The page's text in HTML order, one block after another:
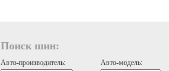
Поиск шин:
Авто-производитель: Авто-модель: